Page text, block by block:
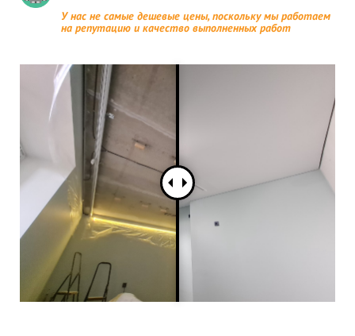
У нас не самые дешевые цены, поскольку мы работаем
на репутацию и качество выполненных работ